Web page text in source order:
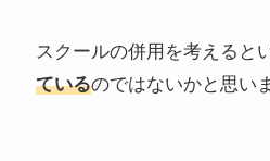
スクールの併用を考えると
ているのではないかと思い